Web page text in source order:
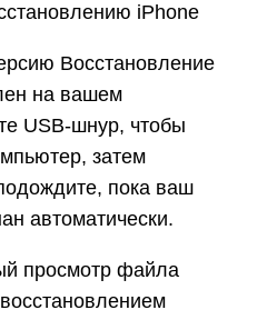
iPhone
Восстановление
на вашем
USB-шнур, чтобы
затем
пока ваш
автоматически.
просмотр файла